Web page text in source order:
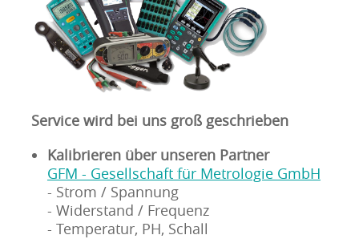
Service wird bei uns groß geschrieben
Kalibrieren über unseren Partner
GFM - Gesellschaft für Metrologie GmbH
- Strom / Spannung
- Widerstand / Frequenz
- Temperatur, PH, Schall